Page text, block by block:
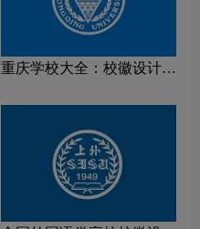
重庆学校大全：校徽设计理